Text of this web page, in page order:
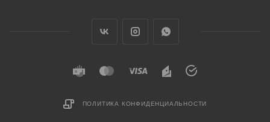
ПОЛИТИКА КОНФИДЕНЦИАЛЬНОСТИ